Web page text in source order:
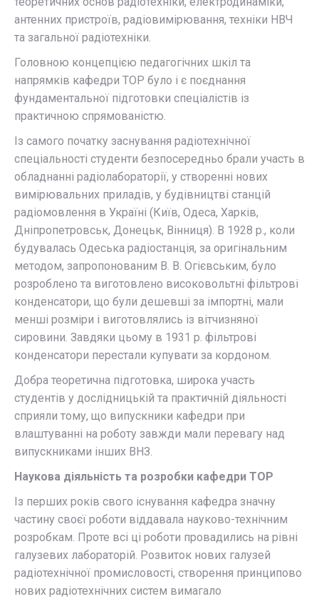
антенних пристроїв, радіовимірювання, техніки НВЧ
та загальної радіотехніки.
Головною концепцією педагогічних шкіл та
напрямків кафедри ТОР було і є поєднання
фундаментальної підготовки спеціалістів із
практичною спрямованістю.
Із самого початку заснування радіотехнічної
спеціальності студенти безпосередньо брали участь в
обладнанні радіолабораторії, у створенні нових
вимірювальних приладів, у будівництві станцій
радіомовлення в Україні (Київ, Одеса, Харків,
Дніпропетровськ, Донецьк, Вінниця). В 1928 р., коли
будувалась Одеська радіостанція, за оригінальним
методом, запропонованим В. В. Огієвським, було
розроблено та виготовлено високовольтні фільтрові
конденсатори, що були дешевші за імпортні, мали
менші розміри і виготовлялись із вітчизняної
сировини. Завдяки цьому в 1931 р. фільтрові
конденсатори перестали купувати за кордоном.
Добра теоретична підготовка, широка участь
студентів у дослідницькій та практичній діяльності
сприяли тому, що випускники кафедри при
влаштуванні на роботу завжди мали перевагу над
випускниками інших ВНЗ.
Наукова діяльність та розробки кафедри ТОР
Із перших років свого існування кафедра значну
частину своєї роботи віддавала науково-технічним
розробкам. Проте всі ці роботи провадились на рівні
галузевих лабораторій. Розвиток нових галузей
радіотехнічної промисловості, створення принципово
нових радіотехнічних систем вимагало